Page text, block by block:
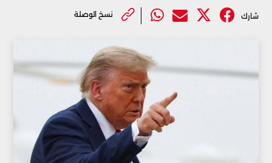
شارك نسخ الوصلة